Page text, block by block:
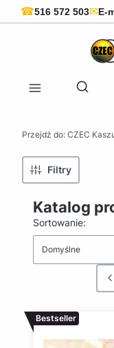
☎516 572 503✉E-
Otwórz
Przejdź do: CZEC Kaszubskie
Filtry
Katalog
Lista
Sortowanie:
Domyślne
Bestseller